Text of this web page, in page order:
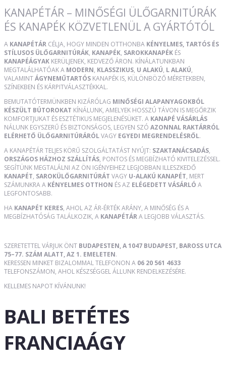
KANAPÉTÁR – MINŐSÉGI ÜLŐGARNITÚRÁK
ÉS KANAPÉK KÖZVETLENÜL A GYÁRTÓTÓL
A KANAPÉTÁR CÉLJA, HOGY MINDEN OTTHONBA KÉNYELMES, TARTÓS ÉS
STÍLUSOS ÜLŐGARNITÚRÁK, KANAPÉK, SAROKKANAPÉK ÉS
KANAPÉÁGYAK KERÜLJENEK, KEDVEZŐ ÁRON. KÍNÁLATUNKBAN
MEGTALÁLHATÓAK A MODERN, KLASSZIKUS, U ALAKÚ, L ALAKÚ,
VALAMINTÁGYNEMŰTARTÓS KANAPÉK IS, KÜLÖNBÖZŐ MÉRETEKBEN,
SZÍNEKBEN ÉS KÁRPITVÁLASZTÉKKAL.
BEMUTATÓTERMÜNKBEN KIZÁRÓLAG MINŐSÉGI ALAPANYAGOKBÓL
KÉSZÜLT BÚTOROKAT KÍNÁLUNK, AMELYEK HOSSZÚ TÁVON IS MEGŐRZIK
KOMFORTJUKAT ÉS ESZTÉTIKUS MEGJELENÉSÜKET. A KANAPÉ VÁSÁRLÁS
NÁLUNK EGYSZERŰ ÉS BIZTONSÁGOS, LEGYEN SZÓ AZONNAL RAKTÁRRÓL
ELÉRHETŐ ÜLŐGARNITÚRÁRÓLVAGY EGYEDI MEGRENDELÉSRŐL.
A KANAPÉTÁR TELJES KÖRŰ SZOLGÁLTATÁST NYÚJT: SZAKTANÁCSADÁS,
ORSZÁGOS HÁZHOZ SZÁLLÍTÁS, PONTOS ÉS MEGBÍZHATÓ KIVITELEZÉSSEL.
SEGÍTÜNK MEGTALÁLNI AZ ÖN IGÉNYEIHEZ LEGJOBBAN ILLESZKEDŐ
KANAPÉT, SAROKÜLŐGARNITÚRÁT VAGY U-ALAKÚ KANAPÉT, MERT
SZÁMUNKRA A KÉNYELMES OTTHON ÉS AZ ELÉGEDETT VÁSÁRLÓ A
LEGFONTOSABB.
HA KANAPÉT KERES, AHOL AZ ÁR-ÉRTÉK ARÁNY, A MINŐSÉG ÉS A
MEGBÍZHATÓSÁG TALÁLKOZIK, A KANAPÉTÁRA LEGJOBB VÁLASZTÁS.
SZERETETTEL VÁRJUK ÖNT BUDAPESTEN, A 1047 BUDAPEST, BAROSS UTCA
75–77. SZÁM ALATT, AZ 1. EMELETEN.
KERESSEN MINKET BIZALOMMAL TELEFONON A 06 20 561 4633
TELEFONSZÁMON, AHOL KÉSZSÉGGEL ÁLLUNK RENDELKEZÉSÉRE.
KELLEMES NAPOT KÍVÁNUNK!
BALI BETÉTES
FRANCIAÁGY